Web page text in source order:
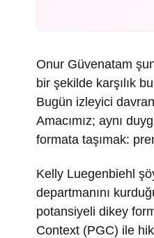
Onur Güvenatam
bir şekilde karşılık
Bugün izleyici
Amacımız; aynı
formata taşımak:
Kelly Luegenbiehl
departmanını
potansiyeli dikey
Context (PGC) ile